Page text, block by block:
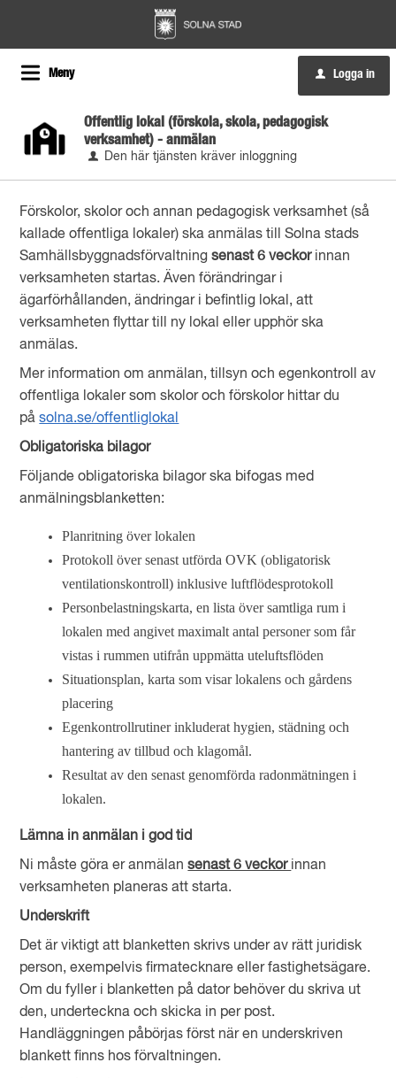
Meny u Logga in
Offentlig lokal (förskola, skola, pedagogisk
verksamhet) - anmälan
Den här tjänsten kräver inloggning
Förskolor, skolor och annan pedagogisk verksamhet (så
kallade offentliga lokaler) ska anmälas till Solna stads
Samhällsbyggnadsförvaltningsenast 6 veckorinnan
verksamheten startas. Även förändringar i
ägarförhållanden, ändringar i befintlig lokal, att
verksamheten flyttar till ny lokal eller upphör ska
anmälas.
Mer information om anmälan, tillsyn och egenkontroll av
offentliga lokaler som skolor och förskolor hittar du
påsolna.se/offentliglokal
Obligatoriska bilagor
Följande obligatoriska bilagor ska bifogas med
anmälningsblanketten:
Planritning över lokalen
Protokoll över senast utförda OVK (obligatorisk
ventilationskontroll) inklusive luftflödesprotokoll
Personbelastningskarta, en lista över samtliga rum i
lokalen med angivet maximalt antal personer som får
vistas i rummen utifrån uppmätta uteluftsflöden
Situationsplan, karta som visar lokalens och gårdens
placering
Egenkontrollrutinerinkluderat hygien, städning och
hantering av tillbud och klagomål.
Resultat av den senast genomförda radonmätningen i
lokalen.
Lämna in anmälan i god tid
Ni måste göra er anmälansenast 6 veckor innan
verksamheten planeras att starta.
Underskrift
Det är viktigt att blanketten skrivs under av rätt juridisk
person, exempelvis firmatecknare eller fastighetsägare.
Om du fyller i blanketten på dator behöver du skriva ut
den, underteckna och skicka in per post.
Handläggningen påbörjas först när en underskriven
blankett finns hos förvaltningen.